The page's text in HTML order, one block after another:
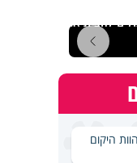
להצית את
היקום